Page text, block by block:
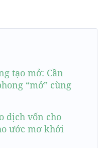
tạo mở: Cần
“mở” cùng
dịch vốn cho
ước mơ khởi